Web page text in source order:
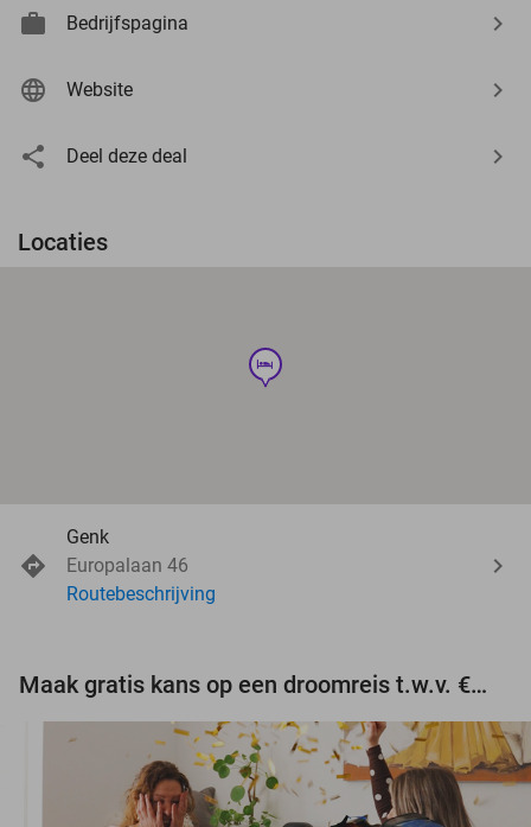
Bedrijfspagina
Website
Deel deze deal
Locaties
hotel
Genk
Europalaan 46
Routebeschrijving
Maak gratis kans op een droomreis t.w.v. €3.000!